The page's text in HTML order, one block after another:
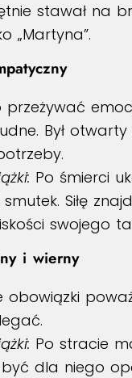
stawał na
„Martyna”.
przeżywać
Był
Po śmierci
Siłę
swojego
i wierny
obowiązki
Po stracie
dla niego